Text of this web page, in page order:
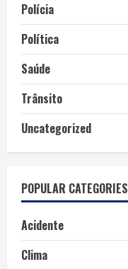
Polícia
Política
Saúde
Trânsito
Uncategorized
POPULAR CATEGORIES
Acidente
Clima